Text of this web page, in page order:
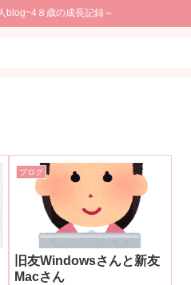
blog~4８歳の成長記録～
ブログ
旧友Windowsさんと新友
Macさん